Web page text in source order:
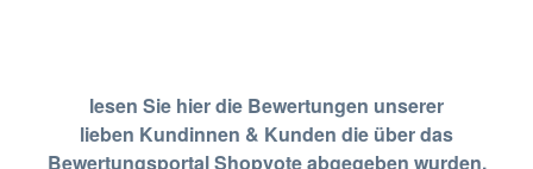
lesen Sie hier die Bewertungen unserer
lieben Kundinnen & Kunden die über das
Bewertungsportal Shopvote abgegeben wurden.